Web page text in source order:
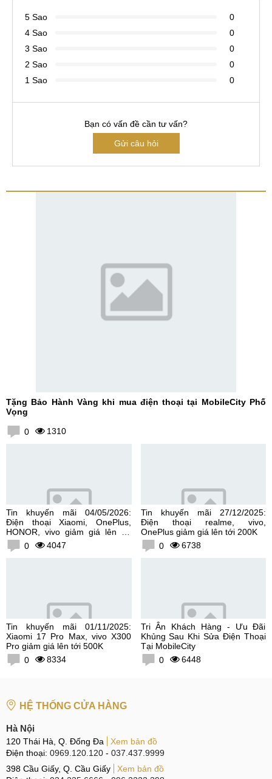
5 Sao
0
4 Sao
0
3 Sao
0
2 Sao
0
1 Sao
0
Bạn có vấn đề cần tư vấn?
Gửi câu hỏi
Tặng Bảo Hành Vàng khi mua điện thoại tại MobileCity Phố
Vọng
0 1310
Tin khuyến mãi 04/05/2026:
Điện thoại Xiaomi, OnePlus,
HONOR, vivo giảm giá lên tới
300K0 4047
Tin khuyến mãi 27/12/2025:
Điện thoại realme, vivo,
OnePlus giảm giá lên tới 200K
0
6738
Tin khuyến mãi 01/11/2025:
Xiaomi 17 Pro Max, vivo X300
Pro giảm giá lên tới 500K
0
8334
Tri Ân Khách Hàng - Ưu Đãi
Khủng Sau Khi Sửa Điện Thoại
Tại MobileCity
0
6448
HỆ THỐNG CỬA HÀNG
Hà Nội
120 Thái Hà, Q. Đống Đa
Xem bản đồ
Điện thoại: 0969.120.120 - 037.437.9999
398 Cầu Giấy, Q. Cầu Giấy
Xem bản đồ